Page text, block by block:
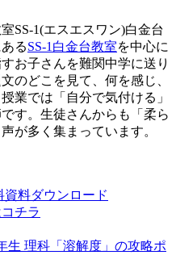
SS-1(エスエスワン)白金台
るSS-1白金台教室を中心に
お子さんを難関中学に送り
のどこを見て、何を感じ、
業では「自分で気付ける」
す。生徒さんからも「柔ら
が多く集まっています。
チラ
生 理科「溶解度」の攻略ポ